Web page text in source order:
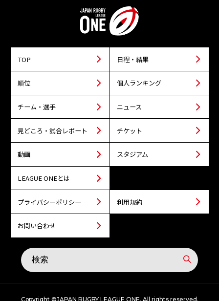
TOP 日程・結果
順位 個人ランキング
チーム・選手 ニュース
見どころ・試合レポート チケット
動画 スタジアム
LEAGUE ONEとは
プライバシーポリシー 利用規約
お問い合わせ
Copyright ©JAPAN RUGBY LEAGUE ONE. All rights reserved.